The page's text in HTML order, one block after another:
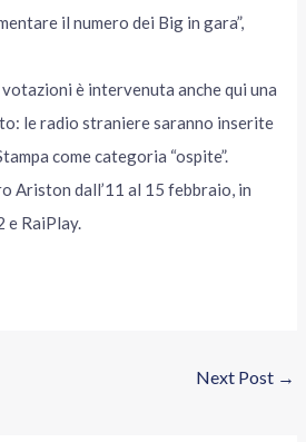
il numero dei Big in gara”,
è intervenuta anche qui una
le radio straniere saranno inserite
come categoria “ospite”.
Ariston dall’11 al 15 febbraio, in
e RaiPlay.
Next Post →